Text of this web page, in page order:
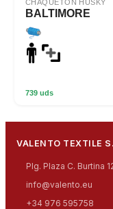
CHAQUETÓN HUSKY
BALTIMORE
739 uds
VALENTO TEXTILE
Plg. Plaza C. Burtina
info@valento.eu
+34 976 595758